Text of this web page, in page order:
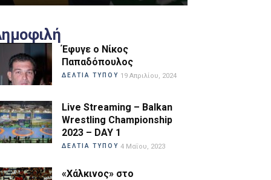
Έφυγε ο Νίκος
Παπαδόπουλος
ΔΕΛΤΙΑ ΤΥΠΟΥ 19 Απριλίου, 2024
Live Streaming – Balkan
Wrestling Championship
2023 – DAY 1
ΔΕΛΤΙΑ ΤΥΠΟΥ 4 Μαΐου, 2023
«Χάλκινος» στο